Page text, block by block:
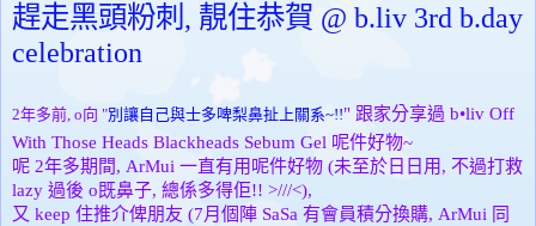
趕走黑頭粉刺, 靚住恭賀 @ b.liv 3rd b.day
celebration
2年多前, o向 "別讓自己與士多啤梨鼻扯上關系~!!" 跟家分享過 b•liv Off
With Those Heads Blackheads Sebum Gel 呢件好物~
呢 2年多期間, ArMui 一直有用呢件好物 (未至於日日用, 不過打救
lazy 過後 o既鼻子, 總係多得佢!! >///<),
又 keep 住推介俾朋友 (7月個陣 SaSa 有會員積分換購, ArMui 同